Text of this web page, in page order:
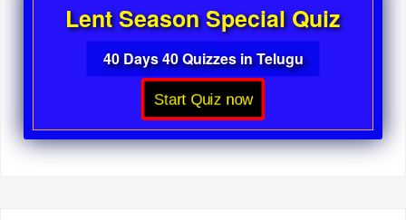
Lent Season Special Quiz
40 Days 40 Quizzes in Telugu
Start Quiz now